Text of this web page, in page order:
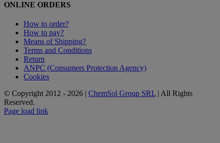
ONLINE ORDERS
How to order?
How to pay?
Means of Shipping?
Terms and Conditions
Return
ANPC (Consumers Protection Agency)
Cookies
© Copyright 2012 - 2026 | ChemSol Group SRL | All Rights
Reserved.
Page load link